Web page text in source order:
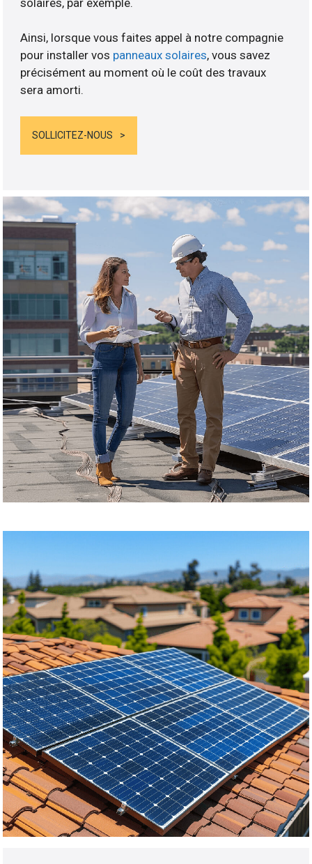
Ainsi, lorsque vous faites appel à notre compagnie
pour installer vos panneaux solaires, vous savez
précisément au moment où le coût des travaux
sera amorti.
SOLLICITEZ-NOUS